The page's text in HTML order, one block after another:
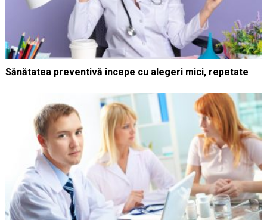
Sănătatea preventivă începe cu alegeri mici, repetate